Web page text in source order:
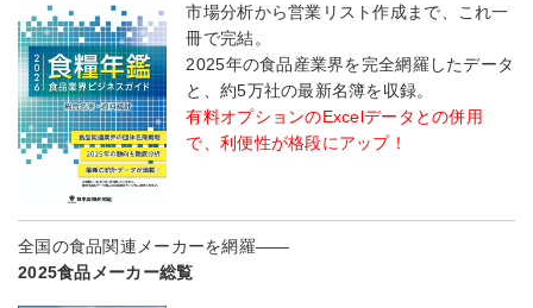
市場分析から営業リスト作成まで、これ一
冊で完結。
2025年の食品産業界を完全網羅したデータ
と、約5万社の最新名簿を収録。
有料オプションのExcelデータとの併用
で、利便性が格段にアップ！
全国の食品関連メーカーを網羅――
2025食品メーカー総覧